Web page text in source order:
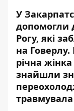
У
допомогли
Рогу, які
на
річна
знайшли
травмувала